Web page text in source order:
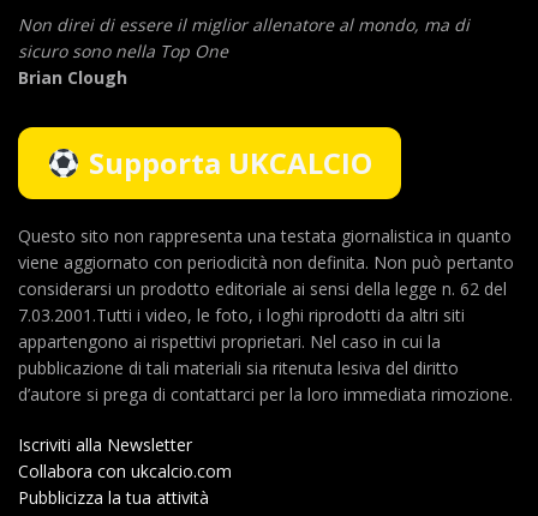
Non direi di essere il miglior allenatore al mondo, ma di
sicuro sono nella Top One
Brian Clough
Supporta UKCALCIO
Questo sito non rappresenta una testata giornalistica in quanto
viene aggiornato con periodicità non definita. Non può pertanto
considerarsi un prodotto editoriale ai sensi della legge n. 62 del
7.03.2001.Tutti i video, le foto, i loghi riprodotti da altri siti
appartengono ai rispettivi proprietari. Nel caso in cui la
pubblicazione di tali materiali sia ritenuta lesiva del diritto
d’autore si prega di contattarci per la loro immediata rimozione.
Iscriviti alla Newsletter
Collabora con ukcalcio.com
Pubblicizza la tua attività